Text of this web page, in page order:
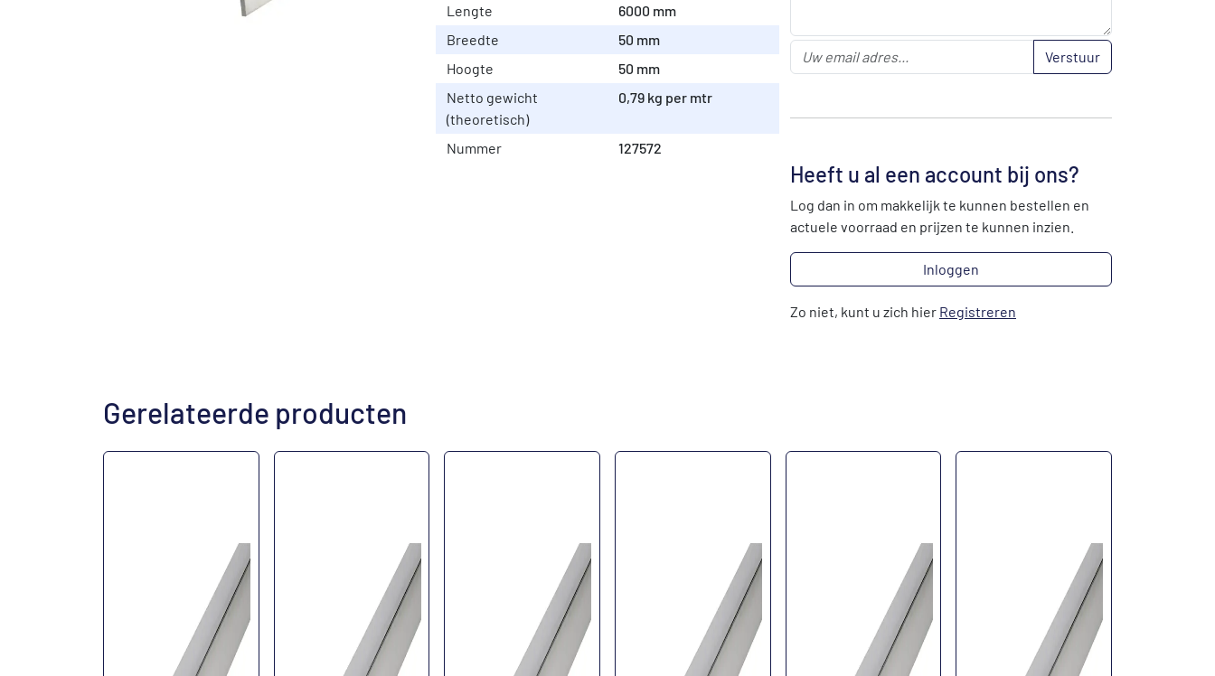
Lengte
6000 mm
Breedte
50 mm
Hoogte
50 mm
Netto gewicht
(theoretisch)
0,79 kg per mtr
Nummer 127572
Verstuur
Heeft u al een account bij ons?
Log dan in om makkelijk te kunnen bestellen en
actuele voorraad en prijzen te kunnen inzien.
Inloggen
Zo niet, kunt u zich hier Registreren
Gerelateerde producten